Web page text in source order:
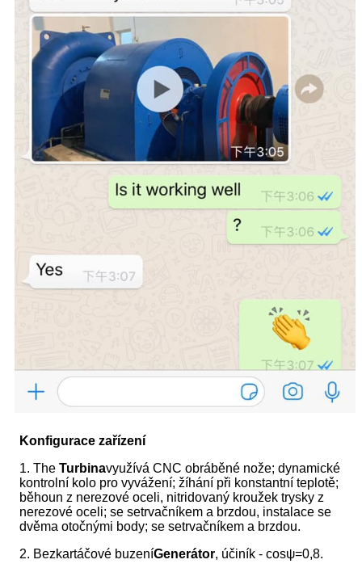
Konfigurace zařízení
1. The Turbinavyužívá CNC obráběné nože; dynamické
kontrolní kolo pro vyvážení; žíhání při konstantní teplotě;
běhoun z nerezové oceli, nitridovaný kroužek trysky z
nerezové oceli; se setrvačníkem a brzdou, instalace se
dvěma otočnými body; se setrvačníkem a brzdou.
2. Bezkartáčové buzeníGenerátor, účiník - cosψ=0,8.